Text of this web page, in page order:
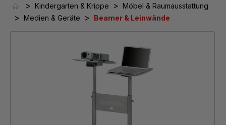
> Kindergarten & Krippe > Möbel & Raumausstattung
> Medien & Geräte > Beamer & Leinwände